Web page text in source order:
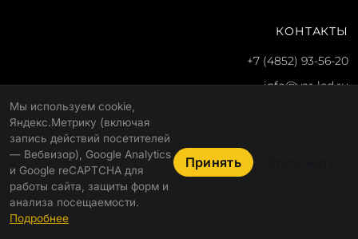
КОНТАКТЫ
+7 (4852) 93-56-20
info@yar-led.ru
© 2026 ООО "Альфа"Политика конфиденциальности
Реквизиты
Мы используем cookie,
Яндекс.Метрику (включая
запись действий посетителей
— Вебвизор), Google Analytics
и Google reCAPTCHA для
работы сайта, защиты форм и
анализа посещаемости.
Подробнее
Принять